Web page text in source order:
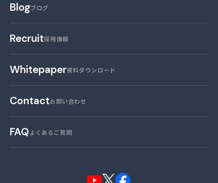
Blogブログ
Recruit採用情報
Whitepaper資料ダウンロード
Contactお問い合わせ
FAQよくあるご質問